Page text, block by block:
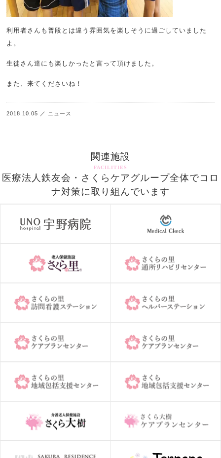
利用者さんも普段とは違う雰囲気を楽しそうに過ごしていました
よ。
生徒さん達にも楽しかったと言って頂けました。
また、来てくださいね！
2018.10.05 ／ ニュース
関連施設
FACILITIES
医療法人鉄友会・さくらケアグループ全体でコロ
ナ対策に取り組んでいます